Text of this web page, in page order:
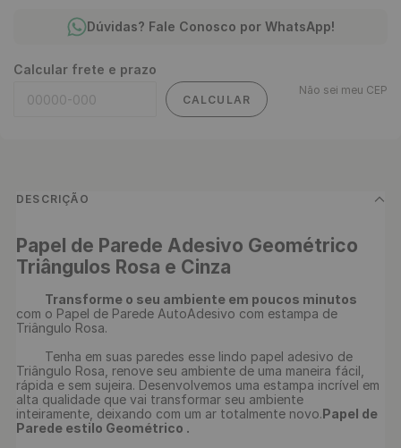
Dúvidas? Fale Conosco por WhatsApp!
Calcular frete e prazo
CALCULAR
Não sei meu CEP
DESCRIÇÃO
Papel de Parede Adesivo Geométrico
Triângulos Rosa e Cinza
Transforme o seu ambiente em poucos minutos
com o Papel de Parede AutoAdesivo com estampa de
Triângulo Rosa.
Triângulo Rosa, renove seu ambiente de uma maneira fácil,
rápida e sem sujeira. Desenvolvemos uma estampa incrível em
alta qualidade que vai transformar seu ambiente
inteiramente, deixando com um ar totalmente novo.Papel de
Parede estilo Geométrico .